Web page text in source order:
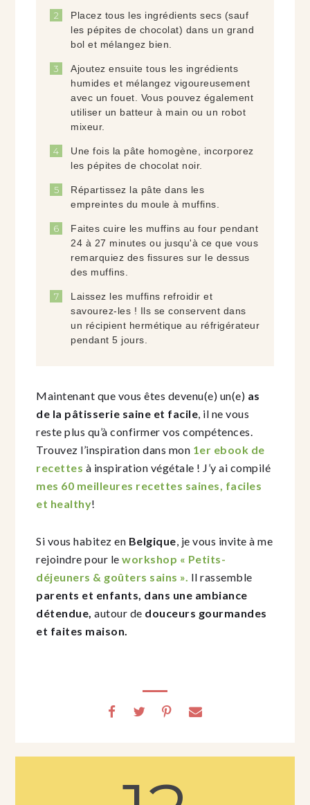
Placez tous les ingrédients secs (sauf
les pépites de chocolat) dans un grand
bol et mélangez bien.
Ajoutez ensuite tous les ingrédients
humides et mélangez vigoureusement
avec un fouet. Vous pouvez également
utiliser un batteur à main ou un robot
mixeur.
Une fois la pâte homogène, incorporez
les pépites de chocolat noir.
Répartissez la pâte dans les
empreintes du moule à muffins.
Faites cuire les muffins au four pendant
24 à 27 minutes ou jusqu'à ce que vous
remarquiez des fissures sur le dessus
des muffins.
Laissez les muffins refroidir et
savourez-les ! Ils se conservent dans
un récipient hermétique au réfrigérateur
pendant 5 jours.
Maintenant que vous êtes devenu(e) un(e) as
de la pâtisserie saine et facile , il ne vous
reste plus qu’à confirmer vos compétences.
Trouvez l’inspiration dans mon 1er ebook de
recettes à inspiration végétale ! J’y ai compilé
mes 60 meilleures recettes saines, faciles
et healthy!
Si vous habitez en Belgique , je vous invite à me
rejoindre pour leworkshop « Petits-
déjeuners & goûters sains ». Il rassemble
parents et enfants, dans une ambiance
détendue autour de douceurs gourmandes
et faites maison.